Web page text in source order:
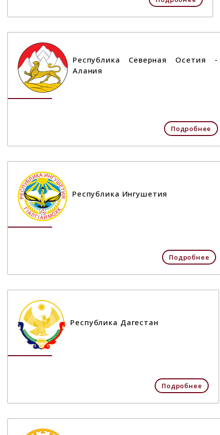
Республика Северная Осетия -
Алания
Подробнее
Республика Ингушетия
Подробнее
Республика Дагестан
Подробнее